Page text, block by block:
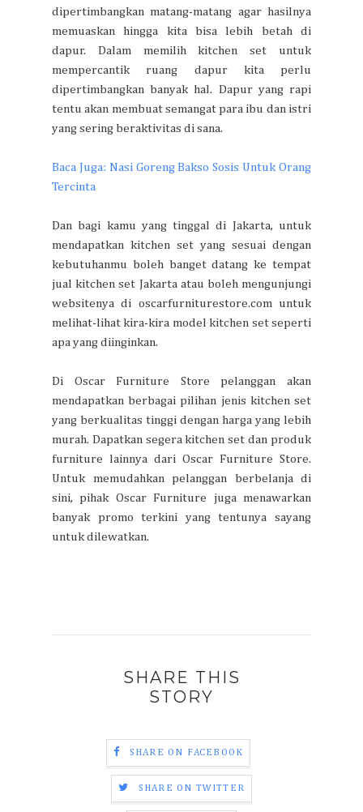
dipertimbangkan matang-matang agar hasilnya
memuaskan hingga kita bisa lebih betah di
dapur. Dalam memilih kitchen set untuk
mempercantik ruang dapur kita perlu
dipertimbangkan banyak hal. Dapur yang rapi
tentu akan membuat semangat para ibu dan istri
yang sering beraktivitas di sana.
Baca Juga: Nasi Goreng Bakso Sosis Untuk Orang
Tercinta
Dan bagi kamu yang tinggal di Jakarta, untuk
mendapatkan kitchen set yang sesuai dengan
kebutuhanmu boleh banget datang ke tempat
jual kitchen set Jakarta atau boleh mengunjungi
websitenya di oscarfurniturestore.com untuk
melihat-lihat kira-kira model kitchen set seperti
apa yang diinginkan.
Di Oscar Furniture Store pelanggan akan
mendapatkan berbagai pilihan jenis kitchen set
yang berkualitas tinggi dengan harga yang lebih
murah. Dapatkan segera kitchen set dan produk
furniture lainnya dari Oscar Furniture Store.
Untuk memudahkan pelanggan berbelanja di
sini, pihak Oscar Furniture juga menawarkan
banyak promo terkini yang tentunya sayang
untuk dilewatkan.
SHARE THIS
STORY
SHARE ON FACEBOOK
SHARE ON TWITTER